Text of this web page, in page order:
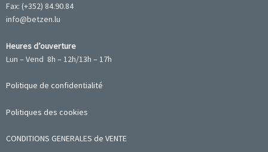
Fax: (+352) 84.90.84
info@betzen.lu
Heures d’ouverture
Lun – Vend 8h – 12h/13h – 17h
Politique de confidentialité
Politiques des cookies
CONDITIONS GENERALES de VENTE